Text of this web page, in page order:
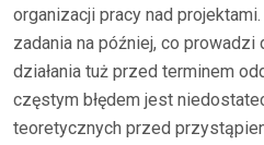
organizacji pracy nad
zadania na później, co
działania tuż przed terminem
częstym błędem jest
teoretycznych przed